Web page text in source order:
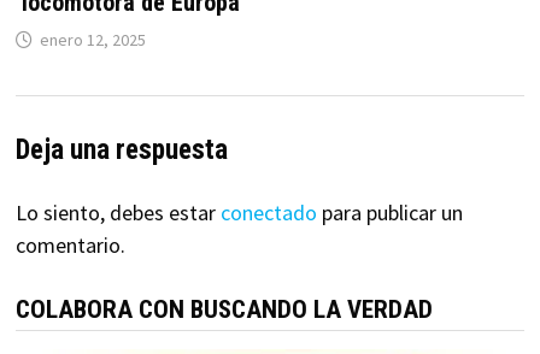
enero 12, 2025
Deja una respuesta
Lo siento, debes estar conectado para publicar un
comentario.
COLABORA CON BUSCANDO LA VERDAD